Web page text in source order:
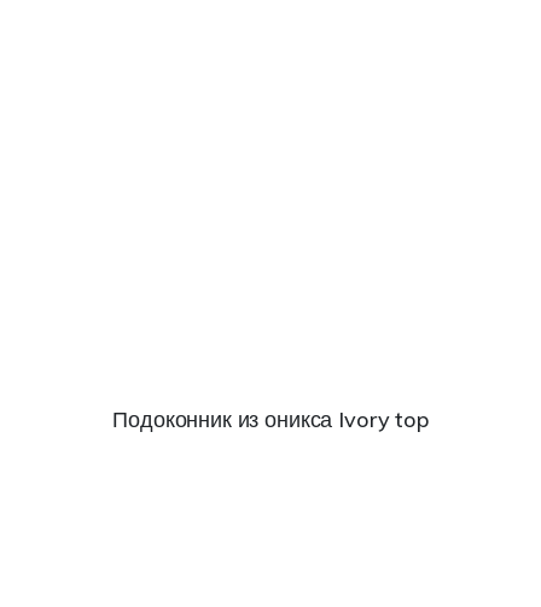
Подоконник из оникса Ivory top